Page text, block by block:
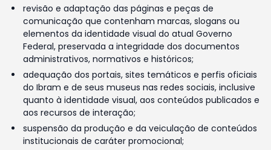
revisão e adaptação das páginas e peças de
comunicação que contenham marcas, slogans ou
elementos da identidade visual do atual Governo
Federal, preservada a integridade dos documentos
administrativos, normativos e históricos;
adequação dos portais, sites temáticos e perfis oficiais
do Ibram e de seus museus nas redes sociais, inclusive
quanto à identidade visual, aos conteúdos publicados e
aos recursos de interação;
suspensão da produção e da veiculação de conteúdos
institucionais de caráter promocional;